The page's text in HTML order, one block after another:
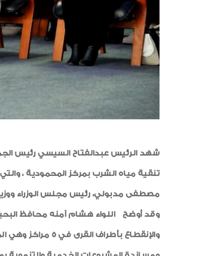
مصطفى مدبولي، رئيس مجلس الوزراء ووزير
وقد أوضح اللواء هشام آمنه محافظ
والإنقطاع